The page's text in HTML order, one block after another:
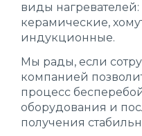
виды
керамические,
индукционные.
Мы рады, если
компанией
процесс
оборудования и
получения